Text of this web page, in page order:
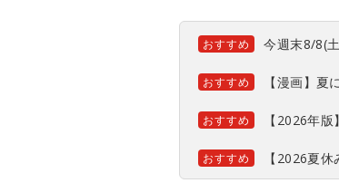
おすすめ 今週末8/8(
おすすめ 【漫画】
おすすめ 【2026年
おすすめ 【2026夏